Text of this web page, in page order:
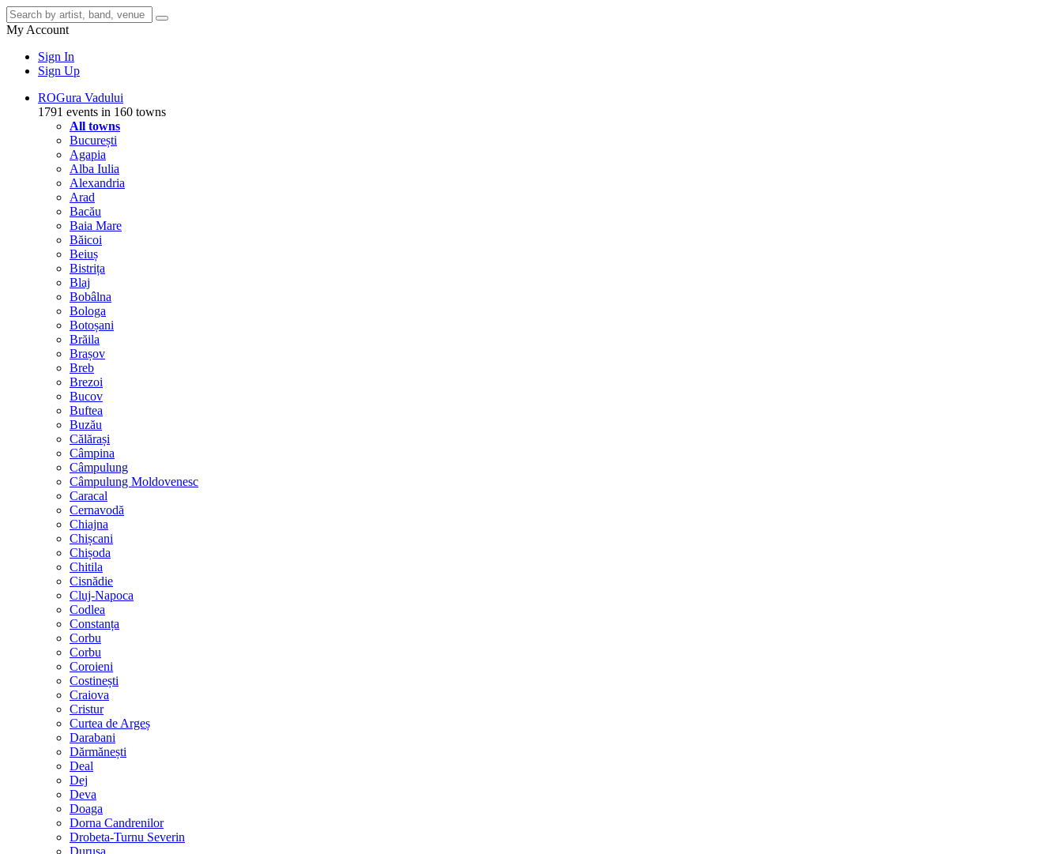
My Account
Sign In
Sign Up
ROGura Vadului
1791 events in 160 towns
All towns
București
Agapia
Alba Iulia
Alexandria
Arad
Bacău
Baia Mare
Băicoi
Beiuș
Bistrița
Blaj
Bobâlna
Bologa
Botoșani
Brăila
Brașov
Breb
Brezoi
Bucov
Buftea
Buzău
Călărași
Câmpina
Câmpulung
Câmpulung Moldovenesc
Caracal
Cernavodă
Chiajna
Chișcani
Chișoda
Chitila
Cisnădie
Cluj-Napoca
Codlea
Constanța
Corbu
Corbu
Coroieni
Costinești
Craiova
Cristur
Curtea de Argeș
Darabani
Dărmănești
Deal
Dej
Deva
Doaga
Dorna Candrenilor
Drobeta-Turnu Severin
Durușa